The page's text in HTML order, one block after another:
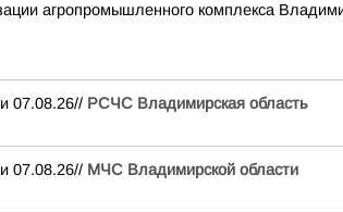
агропромышленного комплекса
07.08.26// РСЧС Владимирская область
07.08.26// МЧС Владимирской области